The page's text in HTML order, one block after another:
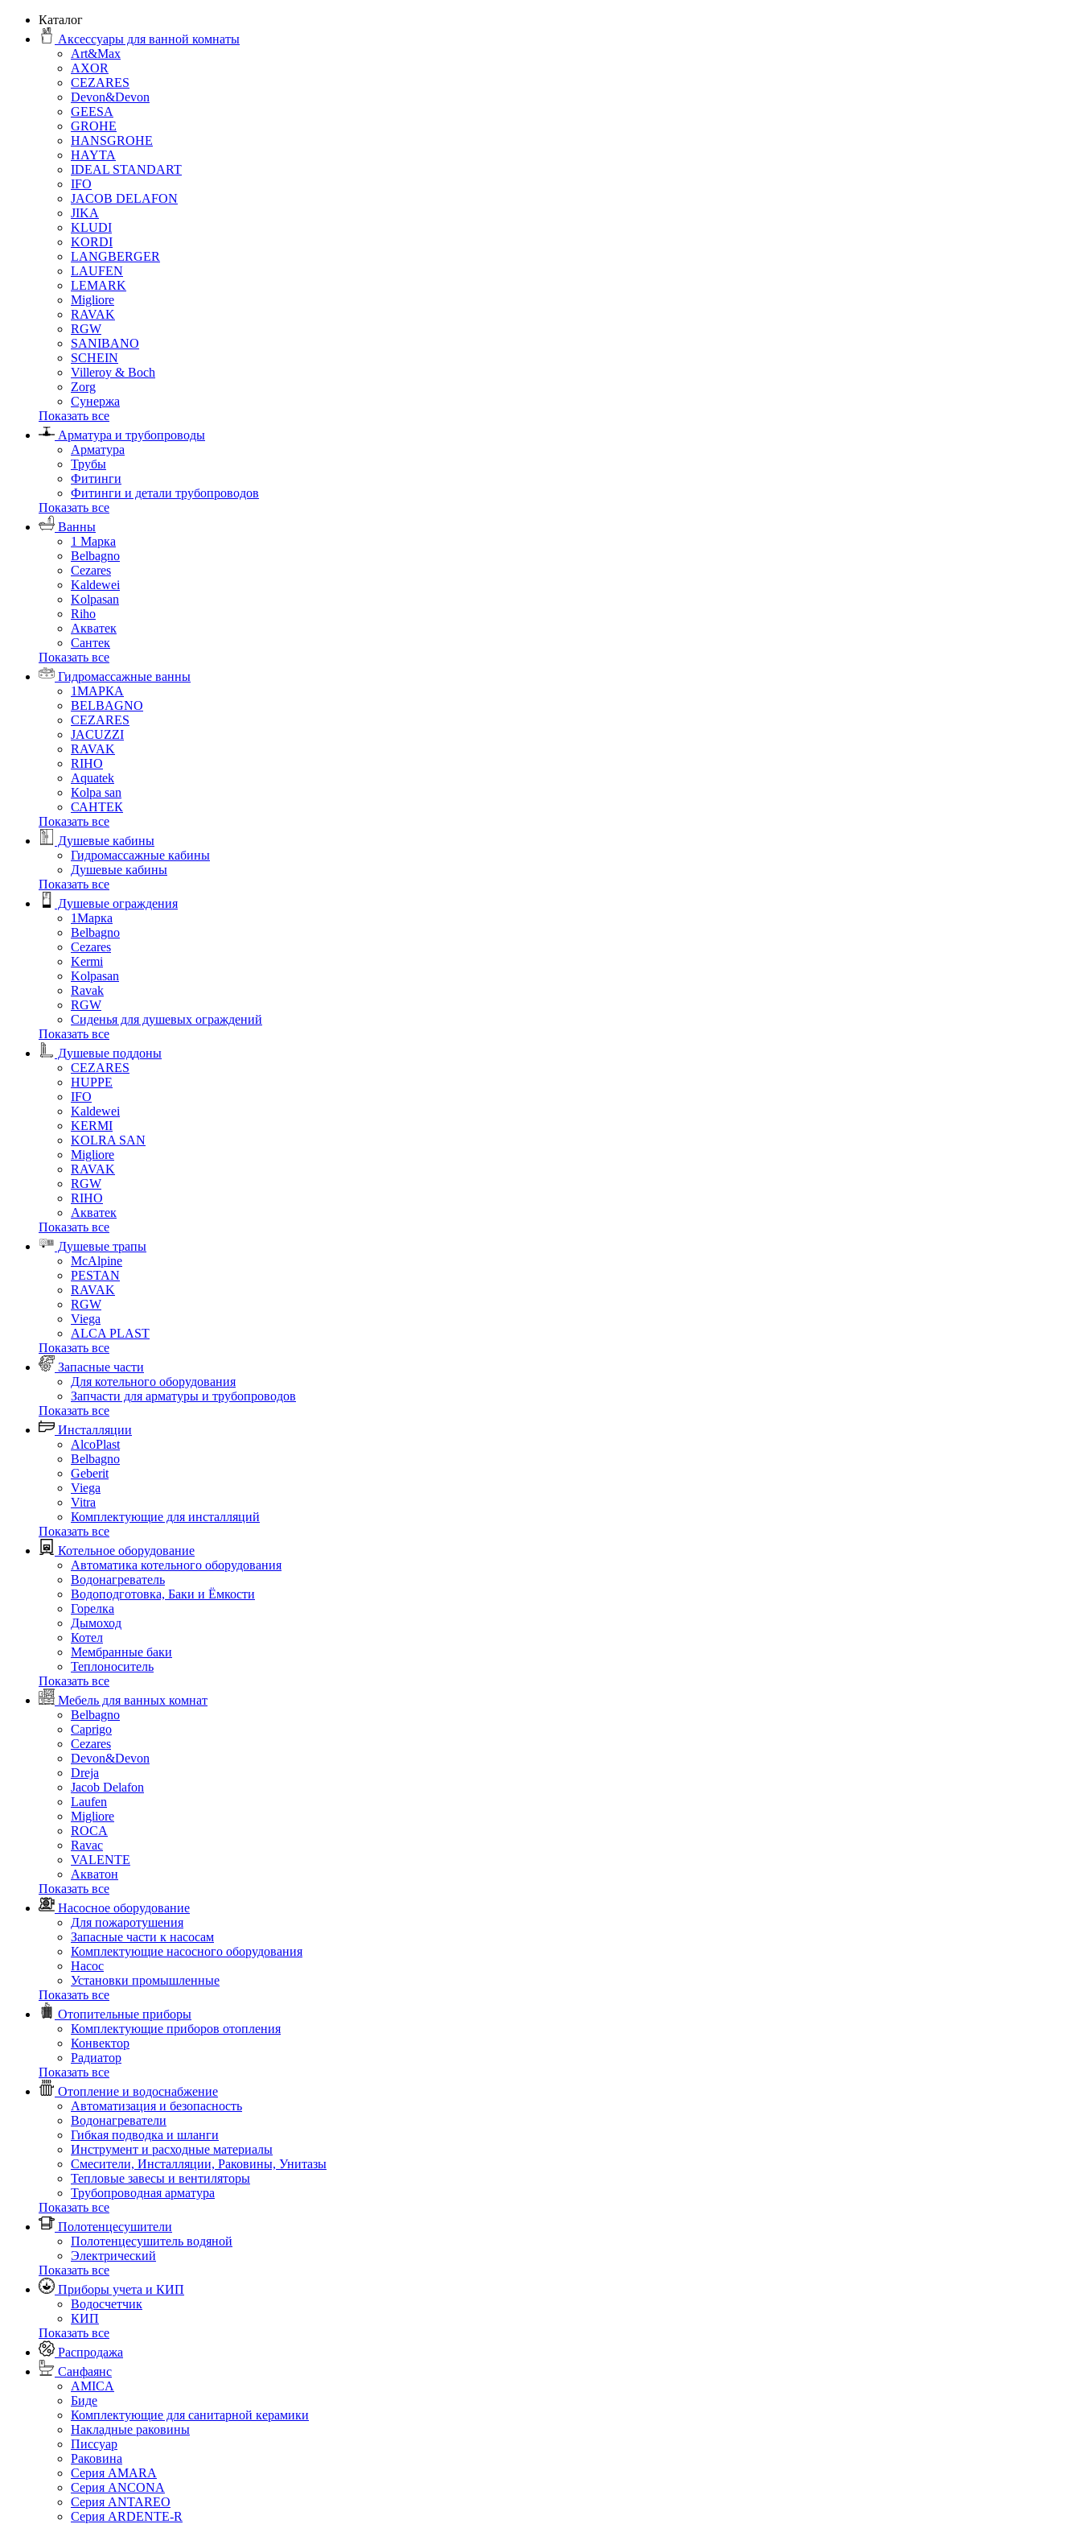
Каталог
Аксессуары для ванной комнаты
Art&Max
AXOR
CEZARES
Devon&Devon
GEESA
GROHE
HANSGROHE
HAYTA
IDEAL STANDART
IFO
JACOB DELAFON
JIKA
KLUDI
KORDI
LANGBERGER
LAUFEN
LEMARK
Migliore
RAVAK
RGW
SANIBANO
SCHEIN
Villeroy & Boch
Zorg
Сунержа
Показать все
Арматура и трубопроводы
Арматура
Трубы
Фитинги
Фитинги и детали трубопроводов
Показать все
Ванны
1 Марка
Belbagno
Cezares
Kaldewei
Kolpasan
Riho
Акватек
Сантек
Показать все
Гидромассажные ванны
1МАРКА
BELBAGNO
CEZARES
JACUZZI
RAVAK
RIHO
Аquatek
Кolpa san
САНТЕК
Показать все
Душевые кабины
Гидромассажные кабины
Душевые кабины
Показать все
Душевые ограждения
1Марка
Belbagno
Cezares
Kermi
Kolpasan
Ravak
RGW
Сиденья для душевых ограждений
Показать все
Душевые поддоны
CEZARES
HUPPE
IFO
Kaldewei
KERMI
KOLRA SAN
Migliore
RAVAK
RGW
RIHO
Акватек
Показать все
Душевые трапы
McAlpine
PESTAN
RAVAK
RGW
Viega
АLCA PLAST
Показать все
Запасные части
Для котельного оборудования
Запчасти для арматуры и трубопроводов
Показать все
Инсталляции
AlcoPlast
Belbagno
Geberit
Viega
Vitra
Комплектующие для инсталляций
Показать все
Котельное оборудование
Автоматика котельного оборудования
Водонагреватель
Водоподготовка, Баки и Ёмкости
Горелка
Дымоход
Котел
Мембранные баки
Теплоноситель
Показать все
Мебель для ванных комнат
Belbagno
Caprigo
Cezares
Devon&Devon
Dreja
Jacob Delafon
Laufen
Migliore
ROCA
Rаvac
VALENTE
Акватон
Показать все
Насосное оборудование
Для пожаротушения
Запасные части к насосам
Комплектующие насосного оборудования
Насос
Установки промышленные
Показать все
Отопительные приборы
Комплектующие приборов отопления
Конвектор
Радиатор
Показать все
Отопление и водоснабжение
Автоматизация и безопасность
Водонагреватели
Гибкая подводка и шланги
Инструмент и расходные материалы
Смесители, Инсталляции, Раковины, Унитазы
Тепловые завесы и вентиляторы
Трубопроводная арматура
Показать все
Полотенцесушители
Полотенцесушитель водяной
Электрический
Показать все
Приборы учета и КИП
Водосчетчик
КИП
Показать все
Распродажа
Санфаянс
AMICA
Биде
Комплектующие для санитарной керамики
Накладные раковины
Писсуар
Раковина
Серия AMARA
Серия ANCONA
Серия ANTAREO
Серия ARDENTE-R